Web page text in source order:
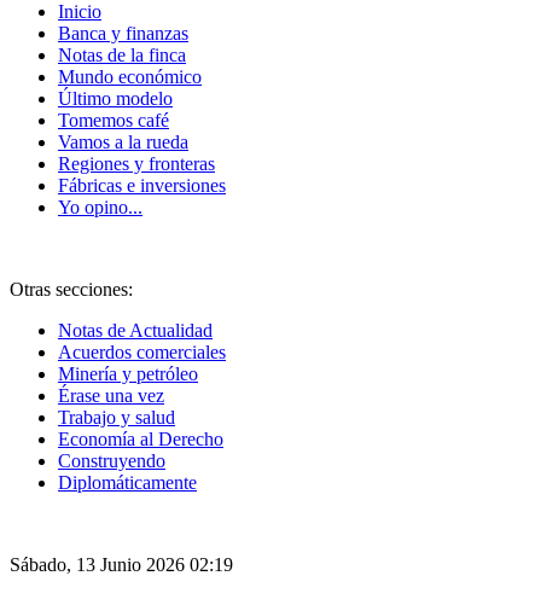
Inicio
Banca y finanzas
Notas de la finca
Mundo económico
Último modelo
Tomemos café
Vamos a la rueda
Regiones y fronteras
Fábricas e inversiones
Yo opino...
Otras secciones:
Notas de Actualidad
Acuerdos comerciales
Minería y petróleo
Érase una vez
Trabajo y salud
Economía al Derecho
Construyendo
Diplomáticamente
Sábado, 13 Junio 2026 02:19